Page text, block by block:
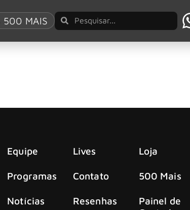
500 MAIS
Equipe
Programas
Notícias
Lives
Contato
Resenhas
Loja
500 Mais
Painel de